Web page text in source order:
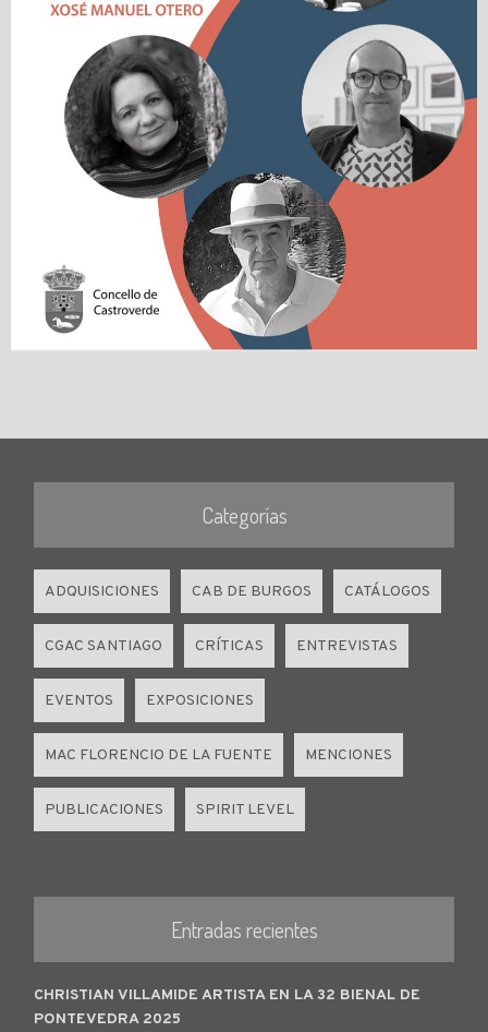
Categorías
ADQUISICIONES CAB DE BURGOS CATÁLOGOS
CGAC SANTIAGO CRÍTICAS ENTREVISTAS
EVENTOS EXPOSICIONES
MAC FLORENCIO DE LA FUENTE MENCIONES
PUBLICACIONES SPIRIT LEVEL
Entradas recientes
CHRISTIAN VILLAMIDE ARTISTA EN LA 32 BIENAL DE
PONTEVEDRA 2025